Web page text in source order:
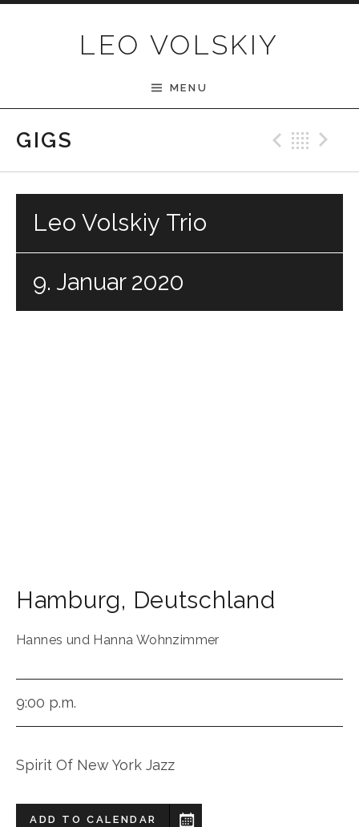
LEO VOLSKIY
MENU
GIGS
Leo Volskiy Trio
9. Januar 2020
Hamburg, Deutschland
Hannes und Hanna Wohnzimmer
9:00 p.m.
Spirit Of New York Jazz
ADD TO CALENDAR